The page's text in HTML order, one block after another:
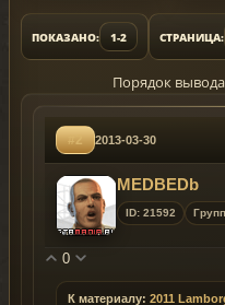
ПОКАЗАНО: 1-2 СТРАНИЦА:
Порядок
#2 2013-03-30
MEDBEDb
ID: 21592
0
К материалу: 2011